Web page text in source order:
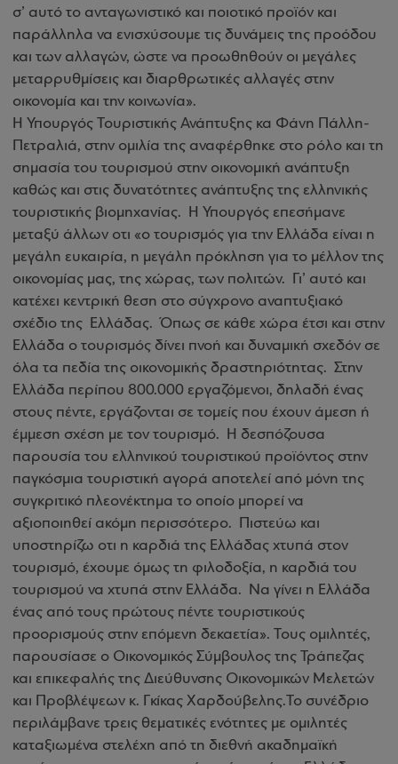
σ’ αυτό το ανταγωνιστικό και ποιοτικό προϊόν και
παράλληλα να ενισχύσουμε τις δυνάμεις της προόδου
και των αλλαγών, ώστε να προωθηθούν οι μεγάλες
μεταρρυθμίσεις και διαρθρωτικές αλλαγές στην
οικονομία και την κοινωνία».
Η Υπουργός Τουριστικής Ανάπτυξης κα Φάνη Πάλλη-
Πετραλιά, στην ομιλία της αναφέρθηκε στο ρόλο και τη
σημασία του τουρισμού στην οικονομική ανάπτυξη
καθώς και στις δυνατότητες ανάπτυξης της ελληνικής
τουριστικής βιομηχανίας. Η Υπουργός επεσήμανε
μεταξύ άλλων οτι «ο τουρισμός για την Ελλάδα είναι η
μεγάλη ευκαιρία, η μεγάλη πρόκληση για το μέλλον της
οικονομίας μας, της χώρας, των πολιτών. Γι’ αυτό και
κατέχει κεντρική θεση στο σύγχρονο αναπτυξιακό
σχέδιο της Ελλάδας. Όπως σε κάθε χώρα έτσι και στην
Ελλάδα ο τουρισμός δίνει πνοή και δυναμική σχεδόν σε
όλα τα πεδία της οικονομικής δραστηριότητας. Στην
Ελλάδα περίπου 800.000 εργαζόμενοι, δηλαδή ένας
στους πέντε, εργάζονται σε τομείς που έχουν άμεση ή
έμμεση σχέση με τον τουρισμό. Η δεσπόζουσα
παρουσία του ελληνικού τουριστικού προϊόντος στην
παγκόσμια τουριστική αγορά αποτελεί από μόνη της
συγκριτικό πλεονέκτημα το οποίο μπορεί να
αξιοποιηθεί ακόμη περισσότερο. Πιστεύω και
υποστηρίζω οτι η καρδιά της Ελλάδας χτυπά στον
τουρισμό, έχουμε όμως τη φιλοδοξία, η καρδιά του
τουρισμού να χτυπά στην Ελλάδα. Να γίνει η Ελλάδα
ένας από τους πρώτους πέντε τουριστικούς
προορισμούς στην επόμενη δεκαετία». Τους ομιλητές,
παρουσίασε ο Οικονομικός Σύμβουλος της Τράπεζας
και επικεφαλής της Διεύθυνσης Οικονομικών Μελετών
και Προβλέψεων κ. Γκίκας Χαρδούβελης.Το συνέδριο
περιλάμβανε τρεις θεματικές ενότητες με ομιλητές
καταξιωμένα στελέχη από τη διεθνή ακαδημαϊκή